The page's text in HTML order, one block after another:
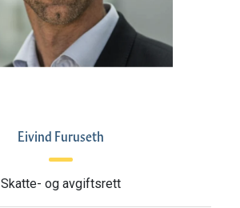
Eivind Furuseth
Skatte- og avgiftsrett